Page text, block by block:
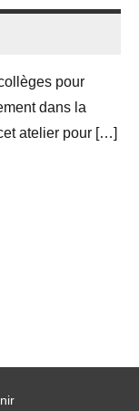
pour
dans la
atelier pour […]